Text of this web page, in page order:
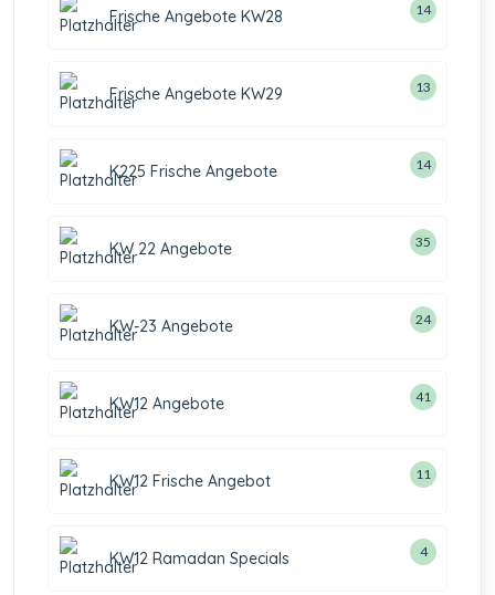
Frische Angebote KW28 14
Frische Angebote KW29 13
K225 Frische Angebote 14
KW 22 Angebote 35
KW-23 Angebote 24
KW12 Angebote 41
KW12 Frische Angebot 11
KW12 Ramadan Specials 4